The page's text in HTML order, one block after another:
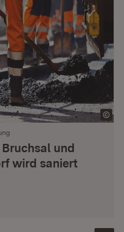
und
wird saniert